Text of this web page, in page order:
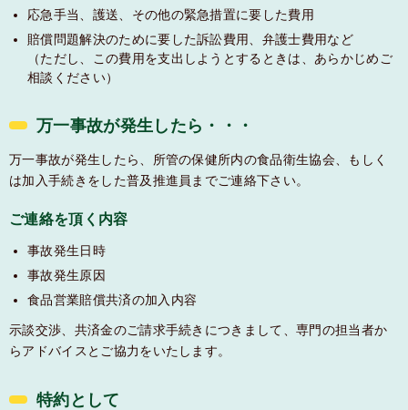
応急手当、護送、その他の緊急措置に要した費用
賠償問題解決のために要した訴訟費用、弁護士費用など
（ただし、この費用を支出しようとするときは、あらかじめご
相談ください）
万一事故が発生したら・・・
万一事故が発生したら、所管の保健所内の食品衛生協会、もしく
は加入手続きをした普及推進員までご連絡下さい。
ご連絡を頂く内容
事故発生日時
事故発生原因
食品営業賠償共済の加入内容
示談交渉、共済金のご請求手続きにつきまして、専門の担当者か
らアドバイスとご協力をいたします。
特約として